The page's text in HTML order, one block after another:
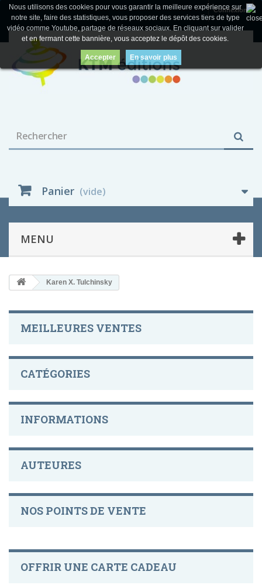
Connexion
Panier (vide)
MENU
Nous utilisons des cookies pour vous garantir la meilleure expérience sur
notre site, faire des statistiques, vous proposer des services tiers de type
vidéo comme Youtube, partage de réseaux sociaux. En cliquant sur valider
et en fermant cette bannière, vous acceptez le dépôt des cookies.
Accepter En savoir plus
Karen X. Tulchinsky
MEILLEURES VENTES
CATÉGORIES
INFORMATIONS
AUTEURES
NOS POINTS DE VENTE
OFFRIR UNE CARTE CADEAU